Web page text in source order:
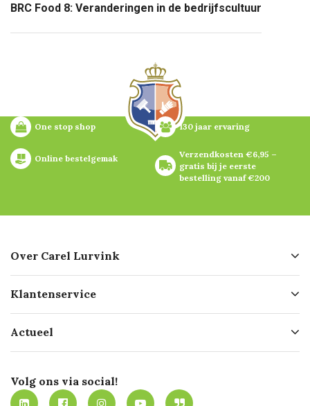
BRC Food 8: Veranderingen in de bedrijfscultuur
One stop shop 130 jaar ervaring
Online bestelgemak
Verzendkosten €6,95 –
gratis bij je eerste
bestelling vanaf €200
Over Carel Lurvink
Geschiedenis
Missie
Certificering
Werken bij Carel Lurvink
MVO
Klantenservice
Bezorgen
Mijn Carel Lurvink
Mijn Carel Lurvink instructievideo's
Actueel
Innovation LAB
Tevreden klanten
Volg ons via social!